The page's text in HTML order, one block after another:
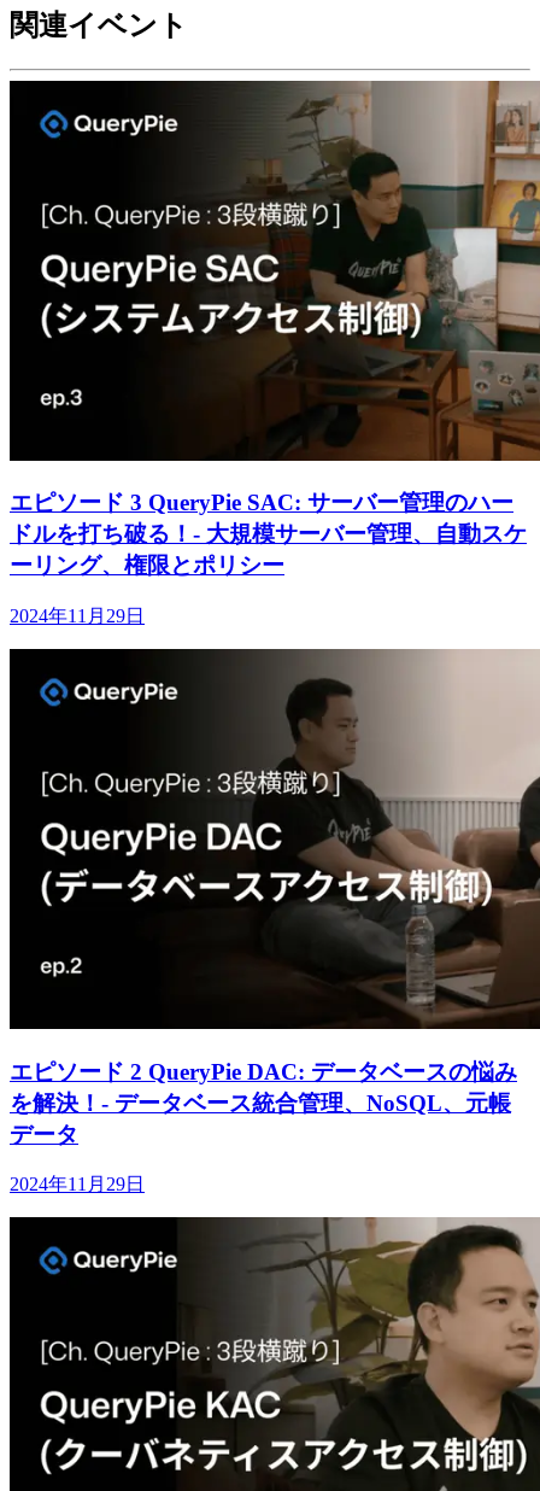
関連イベント
エピソード 3 QueryPie SAC: サーバー管理のハー
ドルを打ち破る！- 大規模サーバー管理、自動スケ
ーリング、権限とポリシー
2024年11月29日
エピソード 2 QueryPie DAC: データベースの悩み
を解決！- データベース統合管理、NoSQL、元帳
データ
2024年11月29日